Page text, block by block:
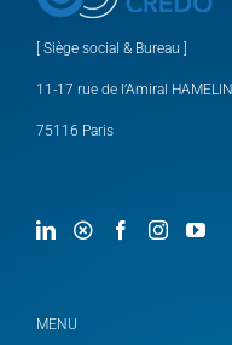
[ Siège social & Bureau ]
11-17 rue de l’Amiral HAMELIN
75116 Paris
MENU